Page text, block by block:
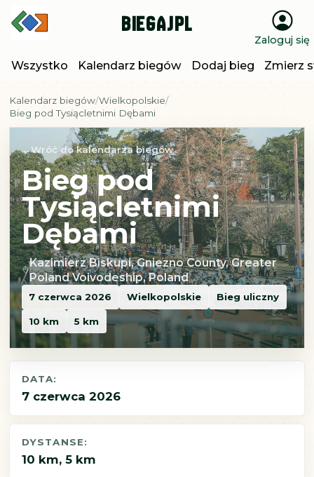
BiegajPL
Zaloguj się
Wszystko Kalendarz biegów Dodaj bieg Zmierz
Kalendarz biegów Wielkopolskie
Bieg pod Tysiącletnimi Dębami
Wróć do kalendarza biegów
Bieg pod
Tysiącletnimi
Dębami
Kazimierz Biskupi, Gniezno County, Greater
Poland Voivodeship, Poland
7 czerwca 2026 Wielkopolskie Bieg uliczny
10 km 5 km
DATA:
7 czerwca 2026
DYSTANSE:
10 km, 5 km